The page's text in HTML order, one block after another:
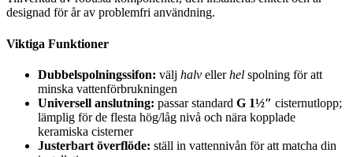
designad för år av problemfri användning.
Viktiga Funktioner
Dubbelspolningssifon: välj halv ellerhel spolning för att
minska vattenförbrukningen
Universell anslutning: passar standard G 1½″ cisternutlopp;
lämplig för de flesta hög/låg nivå och nära kopplade
keramiska cisterner
Justerbart överflöde: ställ in vattennivån för att matcha din